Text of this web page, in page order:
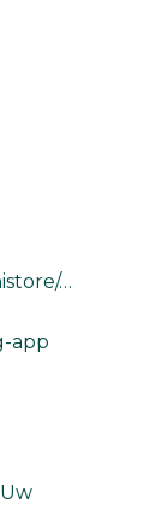
…
app